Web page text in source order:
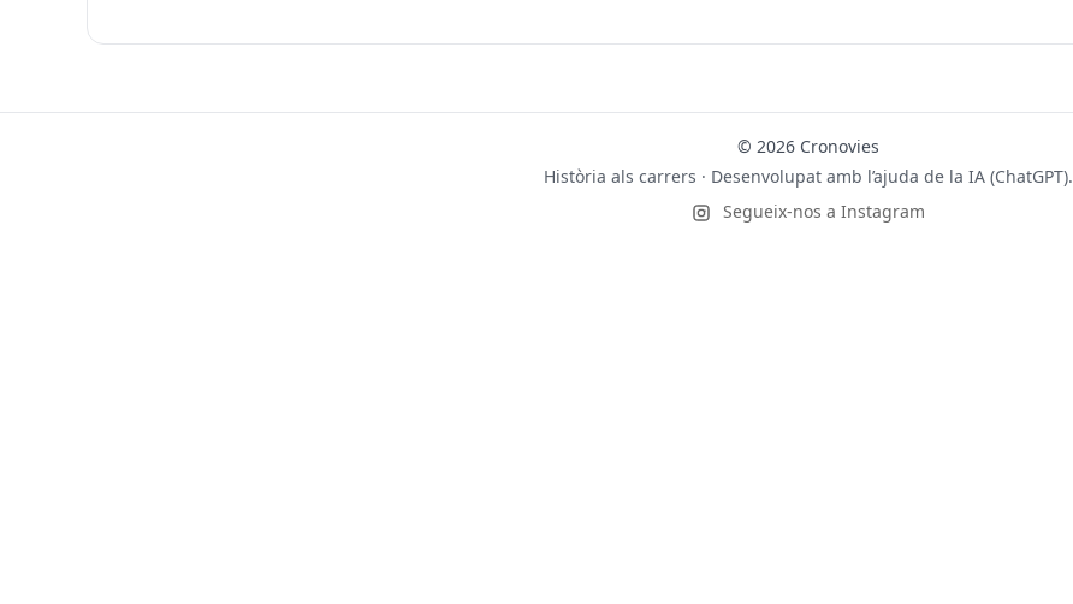
© 2026 Cronovies
Història als carrers · Desenvolupat amb l’ajuda de la IA (ChatGPT).
Segueix-nos a Instagram